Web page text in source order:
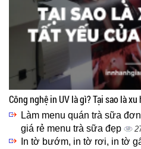
Công nghệ in UV là gì? Tại sao là
Làm menu quán trà sữa
giá rẻ menu trà sữa đẹp
In tờ bướm, in tờ rơi, in tờ